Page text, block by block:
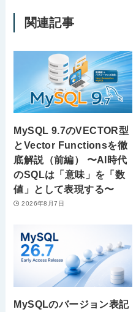
関連記事
MySQL 9.7のVECTOR型
とVector Functionsを徹
底解説（前編） 〜AI時代
のSQLは「意味」を「数
値」として表現する〜
2026年8月7日
MySQLのバージョン表記